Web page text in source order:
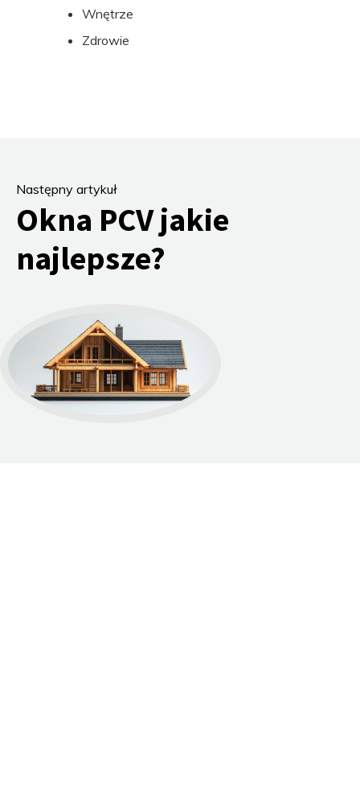
Wnętrze
Zdrowie
Następny artykuł
Okna PCV jakie
najlepsze?